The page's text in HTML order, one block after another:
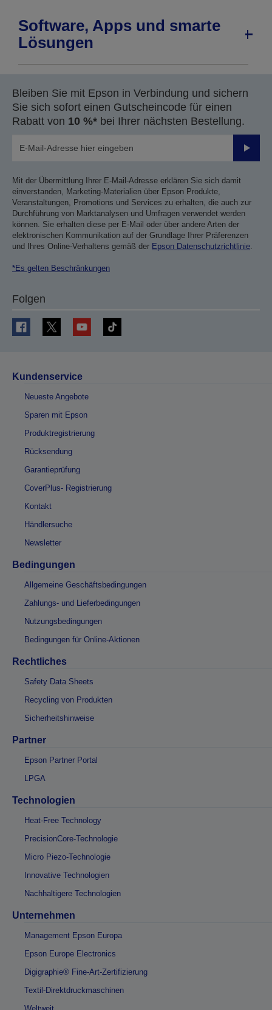
Software, Apps und smarte
Lösungen
Bleiben Sie mit Epson in Verbindung und sichern
Sie sich sofort einen Gutscheincode für einen
Rabatt von 10 %* bei Ihrer nächsten Bestellung.
Mit der Übermittlung Ihrer E-Mail-Adresse erklären Sie sich damit
einverstanden, Marketing-Materialien über Epson Produkte,
Veranstaltungen, Promotions und Services zu erhalten, die auch zur
Durchführung von Marktanalysen und Umfragen verwendet werden
können. Sie erhalten diese per E-Mail oder über andere Arten der
elektronischen Kommunikation auf der Grundlage Ihrer Präferenzen
und Ihres Online-Verhaltens gemäß der Epson Datenschutzrichtlinie.
*Es gelten Beschränkungen
Folgen
Kundenservice
Neueste Angebote
Sparen mit Epson
Produktregistrierung
Rücksendung
Garantieprüfung
CoverPlus- Registrierung
Kontakt
Händlersuche
Newsletter
Bedingungen
Allgemeine Geschäftsbedingungen
Zahlungs- und Lieferbedingungen
Nutzungsbedingungen
Bedingungen für Online-Aktionen
Rechtliches
Safety Data Sheets
Recycling von Produkten
Sicherheitshinweise
Partner
Epson Partner Portal
LPGA
Technologien
Heat-Free Technology
PrecisionCore-Technologie
Micro Piezo-Technologie
Innovative Technologien
Nachhaltigere Technologien
Unternehmen
Management Epson Europa
Epson Europe Electronics
Digigraphie® Fine-Art-Zertifizierung
Textil-Direktdruckmaschinen